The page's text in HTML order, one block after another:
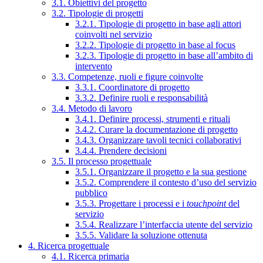
3.1. Obiettivi del progetto
3.2. Tipologie di progetti
3.2.1. Tipologie di progetto in base agli attori
coinvolti nel servizio
3.2.2. Tipologie di progetto in base al focus
3.2.3. Tipologie di progetto in base all’ambito di
intervento
3.3. Competenze, ruoli e figure coinvolte
3.3.1. Coordinatore di progetto
3.3.2. Definire ruoli e responsabilità
3.4. Metodo di lavoro
3.4.1. Definire processi, strumenti e rituali
3.4.2. Curare la documentazione di progetto
3.4.3. Organizzare tavoli tecnici collaborativi
3.4.4. Prendere decisioni
3.5. Il processo progettuale
3.5.1. Organizzare il progetto e la sua gestione
3.5.2. Comprendere il contesto d’uso del servizio
pubblico
3.5.3. Progettare i processi e i touchpointdel
servizio
3.5.4. Realizzare l’interfaccia utente del servizio
3.5.5. Validare la soluzione ottenuta
4. Ricerca progettuale
4.1. Ricerca primaria